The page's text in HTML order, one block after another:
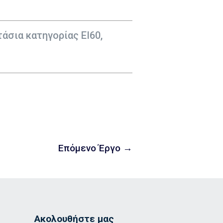
κατηγορίας EI60,
Επόμενο Έργο →
Ακολουθήστε μας